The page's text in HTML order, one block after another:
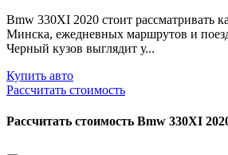
Bmw 330XI 2020 стоит рассматривать
Минска, ежедневных маршрутов и
Черный кузов выглядит у...
Купить авто
Рассчитать стоимость
Рассчитать стоимость Bmw 330XI